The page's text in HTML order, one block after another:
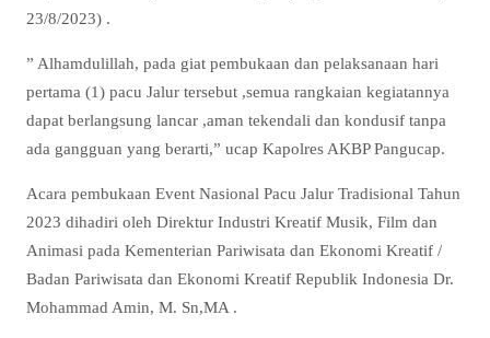
23/8/2023) .
” Alhamdulillah, pada giat pembukaan dan pelaksanaan hari
pertama (1) pacu Jalur tersebut ,semua rangkaian kegiatannya
dapat berlangsung lancar ,aman tekendali dan kondusif tanpa
ada gangguan yang berarti,” ucap Kapolres AKBP Pangucap.
Acara pembukaan Event Nasional Pacu Jalur Tradisional Tahun
2023 dihadiri oleh Direktur Industri Kreatif Musik, Film dan
Animasi pada Kementerian Pariwisata dan Ekonomi Kreatif /
Badan Pariwisata dan Ekonomi Kreatif Republik Indonesia Dr.
Mohammad Amin, M. Sn,MA .